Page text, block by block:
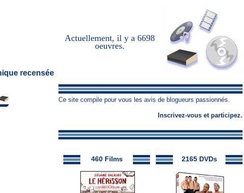
Actuellement, il y a 6698
oeuvres.
Ce site compile pour vous les avis de blogueurs passionnés.
Inscrivez-vous et participez.
2165 DVDs
460 Films
recensée